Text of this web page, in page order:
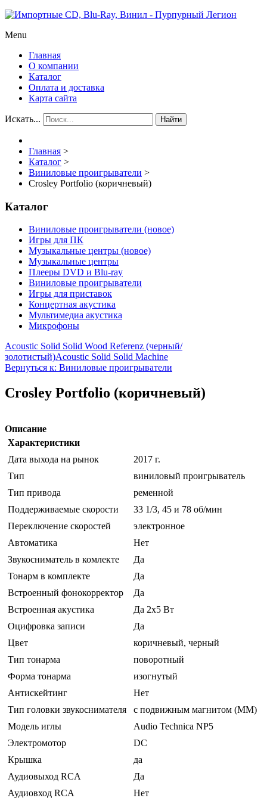
Menu
Главная
О компании
Каталог
Оплата и доставка
Карта сайта
Искать... Найти
Главная >
Каталог >
Виниловые проигрыватели >
Crosley Portfolio (коричневый)
Каталог
Виниловые проигрыватели (новое)
Игры для ПК
Музыкальные центры (новое)
Музыкальные центры
Плееры DVD и Blu-ray
Виниловые проигрыватели
Игры для приставок
Концертная акустика
Мультимедиа акустика
Микрофоны
Acoustic Solid Solid Wood Referenz (черный/
золотистый)Acoustic Solid Solid Machine
Вернуться к: Виниловые проигрыватели
Crosley Portfolio (коричневый)
Описание
Характеристики
Дата выхода на рынок
2017 г.
Тип
виниловый проигрыватель
Тип привода
ременной
Поддерживаемые скорости
33 1/3, 45 и 78 об/мин
Переключение скоростей
электронное
Автоматика
Нет
Звукосниматель в комлекте
Да
Тонарм в комплекте
Да
Встроенный фонокорректор
Да
Встроенная акустика
Да 2x5 Вт
Оцифровка записи
Да
Цвет
коричневый, черный
Тип тонарма
поворотный
Форма тонарма
изогнутый
Антискейтинг
Нет
Тип головки звукоснимателя
с подвижным магнитом (MM)
Модель иглы
Audio Technica NP5
Электромотор
DC
Крышка
да
Аудиовыход RCA
Да
Аудиовход RCA
Нет